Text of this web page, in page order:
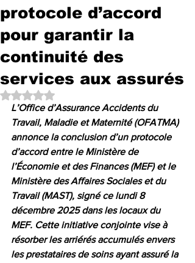
protocole d’accord
pour garantir la
continuité des
services aux assurés
Noté NaN étoiles sur 5.
L’Office d’Assurance Accidents du
Travail, Maladie et Maternité (OFATMA)
annonce la conclusion d’un protocole
d’accord entre le Ministère de
l’Économie et des Finances (MEF) et le
Ministère des Affaires Sociales et du
Travail (MAST), signé ce lundi 8
décembre 2025 dans les locaux du
MEF. Cette initiative conjointe vise à
résorber les arriérés accumulés envers
les prestataires de soins ayant assuré la